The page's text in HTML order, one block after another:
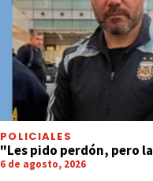
POLICIALES
"Les pido perdón, pero
6 de agosto, 2026